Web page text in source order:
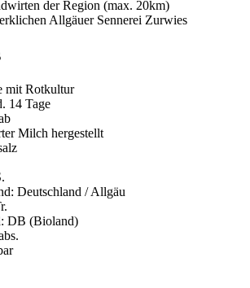
der Region (max. 20km)
Allgäuer Sennerei Zurwies
mit Rotkultur
14 Tage
Milch hergestellt
Deutschland / Allgäu
DB (Bioland)